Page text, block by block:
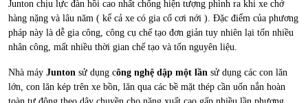
Junton chịu lực đàn hồi cao nhất chống hiện tượng phình ra khi xe chở
hàng nặng và lâu năm ( kể cả xe có gia cố cơi nới ). Đặc điểm của phương
pháp này là dễ gia công, công cụ chế tạo đơn giản tuy nhiên lại tốn nhiều
nhân công, mất nhiều thời gian chế tạo và tốn nguyên liệu.
Nhà máy Junton sử dụng công nghệ dập một lần sử dụng các con lăn
lớn, con lăn kép trên xe bồn, lăn qua các bề mặt thép cần uốn nắn hoàn
toàn tự động theo dây chuyền cho năng xuất cao gấp nhiều lần phương